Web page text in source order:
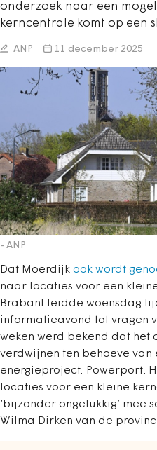
onderzoek naar een
kerncentrale komt op een
ANP 11 december 2025
- ANP
Dat Moerdijk ook wordt
naar locaties voor een
Brabant leidde woensdag
informatieavond tot vragen
weken werd bekend dat het
verdwijnen ten behoeve van
energieproject: Powerport.
locaties voor een kleine
‘bijzonder ongelukkig’ mee
Wilma Dirken van de